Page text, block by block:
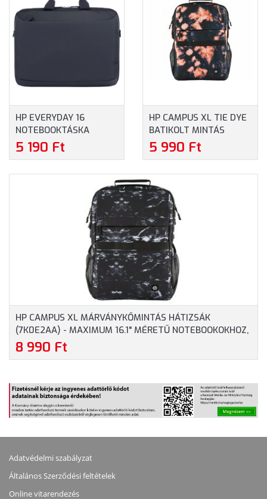
HP EVERYDAY 16
NOTEBOOKTÁSKA
(A08KHUT) - MAXIMUM
16" MÉRETŰ
5 190 Ft
HP CAMPUS XL TIE DYE
BATIKOLT MINTÁS
HÁTIZSÁK (7K0E3AA) -
MAXIMUM 16.1" MÉRETŰ
DYE BATIKOLT MINTÁS
SZÍNBEN
5 990 Ft
HP CAMPUS XL MÁRVÁNYKŐMINTÁS HÁTIZSÁK
(7K0E2AA) - MAXIMUM 16.1" MÉRETŰ NOTEBOOKOKHOZ,
MÁRVÁNYKŐMINTÁS SZÍNBEN
8 990 Ft
Adatvédelmi szabályzat
Általános Szerződési feltételek
Online vitarendezés